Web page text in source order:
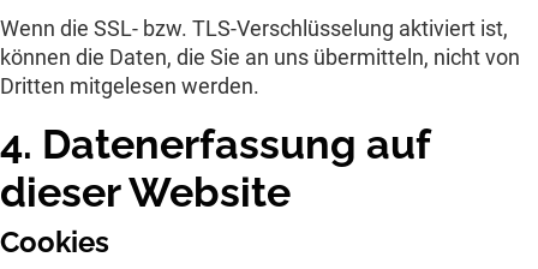
Wenn die SSL- bzw. TLS-Verschlüsselung aktiviert ist,
können die Daten, die Sie an uns übermitteln, nicht von
Dritten mitgelesen werden.
4. Datenerfassung auf
dieser Website
Cookies